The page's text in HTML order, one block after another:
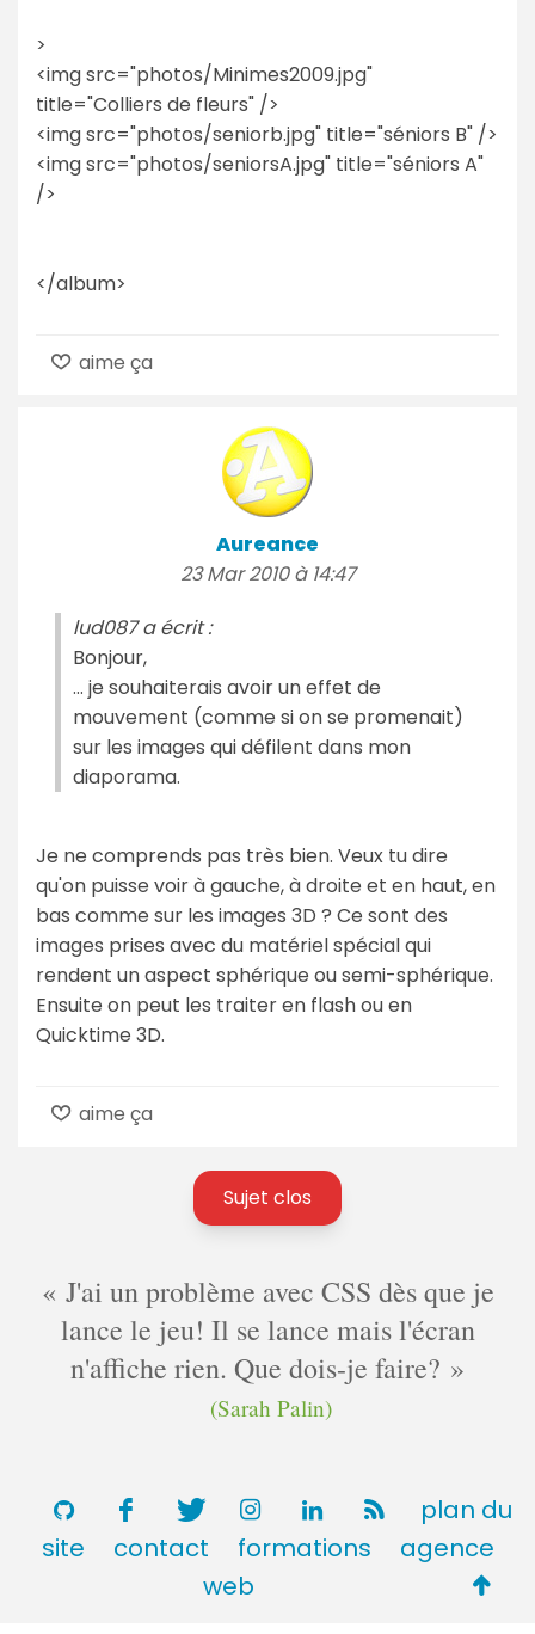
>
<img src="photos/Minimes2009.jpg"
title="Colliers de fleurs" />
<img src="photos/seniorb.jpg" title="séniors B" />
<img src="photos/seniorsA.jpg" title="séniors A"
/>
</album>
aime ça
Aureance
23 Mar 2010 à 14:47
lud087 a écrit :
Bonjour,
… je souhaiterais avoir un effet de
mouvement (comme si on se promenait)
sur les images qui défilent dans mon
diaporama.
Je ne comprends pas très bien. Veux tu dire
qu'on puisse voir à gauche, à droite et en haut, en
bas comme sur les images 3D ? Ce sont des
images prises avec du matériel spécial qui
rendent un aspect sphérique ou semi-sphérique.
Ensuite on peut les traiter en flash ou en
Quicktime 3D.
aime ça
Sujet clos
J'ai un problème avec CSS dès que je
lance le jeu! Il se lance mais l'écran
n'affiche rien. Que dois-je faire?
(Sarah Palin)
plan du
site
contact formations
agence
web